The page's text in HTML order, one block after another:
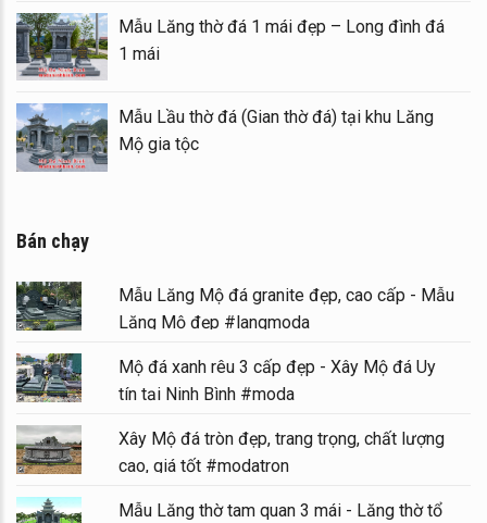
Mẫu Lăng thờ đá 1 mái đẹp – Long đình đá
1 mái
Mẫu Lầu thờ đá (Gian thờ đá) tại khu Lăng
Mộ gia tộc
Bán chạy
Mẫu Lăng Mộ đá granite đẹp, cao cấp - Mẫu
Lăng Mộ đẹp #langmoda
Mộ đá xanh rêu 3 cấp đẹp - Xây Mộ đá Uy
tín tại Ninh Bình #moda
Xây Mộ đá tròn đẹp, trang trọng, chất lượng
cao, giá tốt #modatron
Mẫu Lăng thờ tam quan 3 mái - Lăng thờ tổ